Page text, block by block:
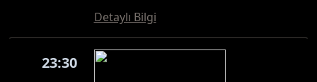
Detaylı Bilgi
23:30